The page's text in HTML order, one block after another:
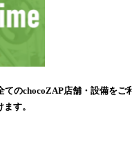
てのchocoZAP店舗・設備をご
す。